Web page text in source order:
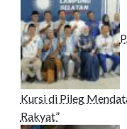
Kursi di Pileg
Rakyat”